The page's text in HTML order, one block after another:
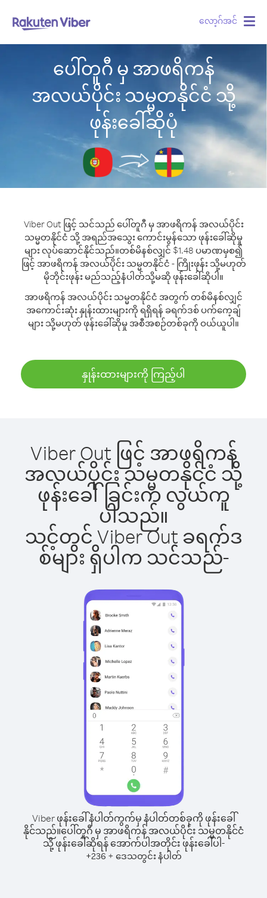
လော့ဂ်အင်
ပေါ်တူဂီ မှ အာဖရိကန်
အလယ်ပိုင်း သမ္မတနိုင်ငံ သို့
ဖုန်းခေါ်ဆိုပုံ
Viber Out ဖြင့် သင်သည် ပေါ်တူဂီ မှ အာဖရိကန် အလယ်ပိုင်း
သမ္မတနိုင်ငံ သို့ အရည်အသွေး ကောင်းမွန်သော ဖုန်းခေါ်ဆိုမှု
များ လုပ်ဆောင်နိုင်သည်။တစ်မိနစ်လျှင် $1.48 ပမာဏမှစ၍
ဖြင့် အာဖရိကန် အလယ်ပိုင်း သမ္မတနိုင်ငံ - ကြိုးဖုန်း သို့မဟုတ်
မိုဘိုင်းဖုန်း မည်သည့်နံပါတ်သို့မဆို ဖုန်းခေါ်ဆိုပါ။
အာဖရိကန် အလယ်ပိုင်း သမ္မတနိုင်ငံ အတွက် တစ်မိနစ်လျှင်
အကောင်းဆုံး နှုန်းထားများကို ရရှိရန် ခရက်ဒစ် ပက်ကေ့ချ်
များ သို့မဟုတ် ဖုန်းခေါ်ဆိုမှု အစီအစဉ်တစ်ခုကို ဝယ်ယူပါ။
နှုန်းထားများကို ကြည့်ပါ
Viber Out ဖြင့် အာဖရိကန်
အလယ်ပိုင်း သမ္မတနိုင်ငံ သို့
ဖုန်းခေါ်ခြင်းက လွယ်ကူ
ပါသည်။
သင့်တွင် Viber Out ခရက်ဒ
စ်များ ရှိပါက သင်သည်-
Viber ဖုန်းခေါ်နံပါတ်ကွက်မှ နံပါတ်တစ်ခုကို ဖုန်းခေါ်
နိုင်သည်။ပေါ်တူဂီ မှ အာဖရိကန် အလယ်ပိုင်း သမ္မတနိုင်ငံ
သို့ ဖုန်းခေါ်ဆိုရန် အောက်ပါအတိုင်း ဖုန်းခေါ်ပါ-
+236 + ဒေသတွင်း နံပါတ်